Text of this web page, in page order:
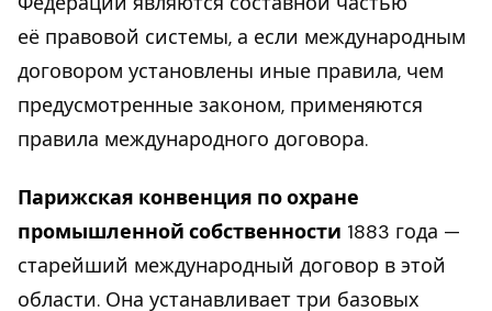
её правовой системы, а если международным
договором установлены иные правила, чем
предусмотренные законом, применяются
правила международного договора.
Парижская конвенция по охране
промышленной собственности 1883 года —
старейший международный договор в этой
области. Она устанавливает три базовых